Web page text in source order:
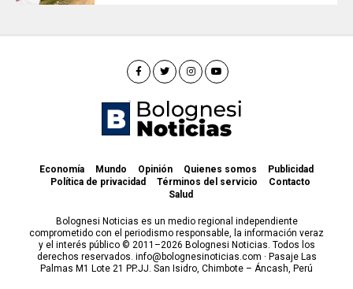
Economía Mundo Opinión Quienes somos
Publicidad
Política de privacidad
Términos del servicio
Contacto
Salud
Bolognesi Noticias es un medio regional independiente
comprometido con el periodismo responsable, la información veraz
y el interés público © 2011–2026 Bolognesi Noticias. Todos los
derechos reservados. info@bolognesinoticias.com · Pasaje Las
Palmas M1 Lote 21 PP.JJ. San Isidro, Chimbote – Áncash, Perú